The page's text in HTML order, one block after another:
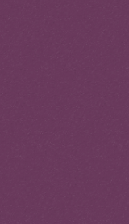
drug
Violante,
directeur
Danone,
représente
plates-
de
pointe et